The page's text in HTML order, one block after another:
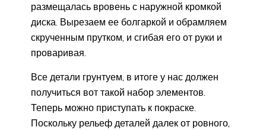
размещалась вровень с наружной кромкой
диска. Вырезаем ее болгаркой и обрамляем
скрученным прутком, и сгибая его от руки и
проваривая.
Все детали грунтуем, в итоге у нас должен
получиться вот такой набор элементов.
Теперь можно приступать к покраске.
Поскольку рельеф деталей далек от ровного,